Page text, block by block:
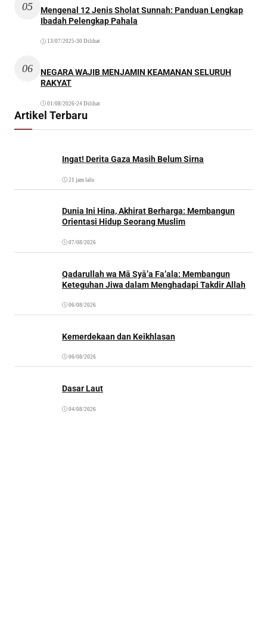
05
Mengenal 12 Jenis Sholat Sunnah: Panduan Lengkap
Ibadah Pelengkap Pahala
13/07/2025 •30 Dilihat
06
NEGARA WAJIB MENJAMIN KEAMANAN SELURUH
RAKYAT
01/08/2026•24 Dilihat
Artikel Terbaru
Ingat! Derita Gaza Masih Belum Sirna
21 jam lalu
Dunia Ini Hina, Akhirat Berharga: Membangun
Orientasi Hidup Seorang Muslim
07/08/2026
Qadarullah wa Mā Syā’a Fa’ala: Membangun
Keteguhan Jiwa dalam Menghadapi Takdir Allah
06/08/2026
Kemerdekaan dan Keikhlasan
06/08/2026
Dasar Laut
04/08/2026